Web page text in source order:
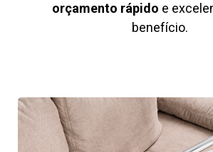
orçamento rápido e
benefício.